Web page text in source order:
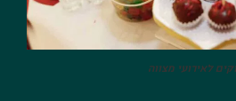
לאירועי מצווה